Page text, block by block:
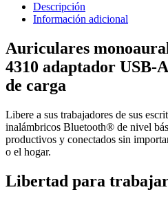
Descripción
Información adicional
Auriculares
4310 adaptador USB-
de carga
Libere a sus trabajadores de sus
inalámbricos Bluetooth® de nivel
productivos y conectados sin
o el hogar.
Libertad para